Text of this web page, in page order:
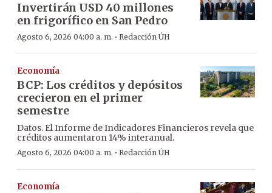
Invertirán USD 40 millones
en frigorífico en San Pedro
Agosto 6, 2026 04:00 a. m. · Redacción ÚH
Economía
BCP: Los créditos y depósitos
crecieron en el primer
semestre
Datos. El Informe de Indicadores Financieros revela que
créditos aumentaron 14% interanual.
Agosto 6, 2026 04:00 a. m. · Redacción ÚH
Economía